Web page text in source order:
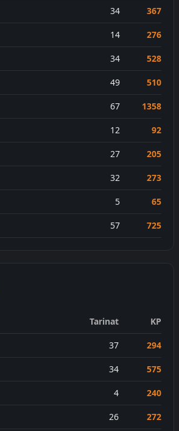
34 367
14 276
34 528
49 510
67 1358
12 92
27 205
32 273
5 65
57 725
Tarinat KP
37 294
34 575
4 240
26 272